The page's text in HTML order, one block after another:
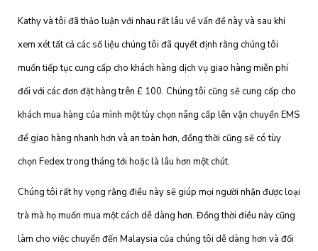
Kathy và tôi đã thảo luận với nhau rất lâu về vấn đề này và sau khi
xem xét tất cả các số liệu chúng tôi đã quyết định rằng chúng tôi
muốn tiếp tục cung cấp cho khách hàng dịch vụ giao hàng miễn phí
đối với các đơn đặt hàng trên £ 100. Chúng tôi cũng sẽ cung cấp cho
khách mua hàng của mình một tùy chọn nâng cấp lên vận chuyển EMS
để giao hàng nhanh hơn và an toàn hơn, đồng thời cũng sẽ có tùy
chọn Fedex trong tháng tới hoặc là lâu hơn một chút.
Chúng tôi rất hy vọng rằng điều này sẽ giúp mọi người nhận được loại
trà mà họ muốn mua một cách dễ dàng hơn. Đồng thời điều này cũng
làm cho việc chuyển đến Malaysia của chúng tôi dễ dàng hơn và đối